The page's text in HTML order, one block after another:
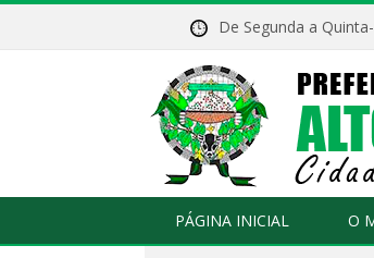
De Segunda a
PÁGINA INICIAL O